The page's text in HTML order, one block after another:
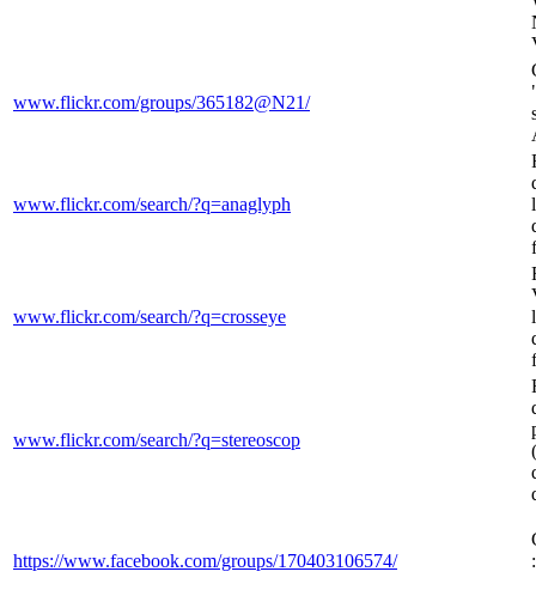
www.flickr.com/groups/365182@N21/
www.flickr.com/search/?q=anaglyph
www.flickr.com/search/?q=crosseye
www.flickr.com/search/?q=stereoscop
https://www.facebook.com/groups/170403106574/